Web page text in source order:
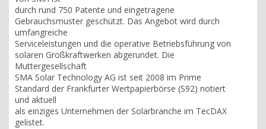
durch rund 750 Patente und eingetragene
Gebrauchsmuster geschützt. Das Angebot wird durch
umfangreiche
Serviceleistungen und die operative Betriebsführung von
solaren Großkraftwerken abgerundet. Die
Muttergesellschaft
SMA Solar Technology AG ist seit 2008 im Prime
Standard der Frankfurter Wertpapierbörse (S92) notiert
und aktuell
als einziges Unternehmen der Solarbranche im TecDAX
gelistet.